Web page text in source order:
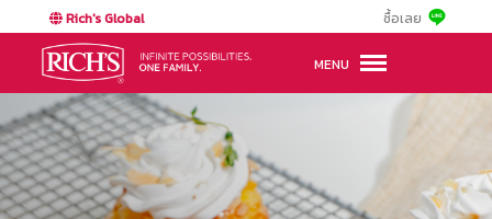
Rich's Global ซื้อเลย
MENU